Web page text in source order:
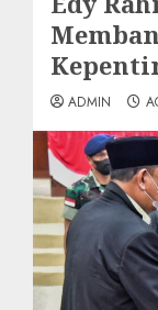
ADMIN